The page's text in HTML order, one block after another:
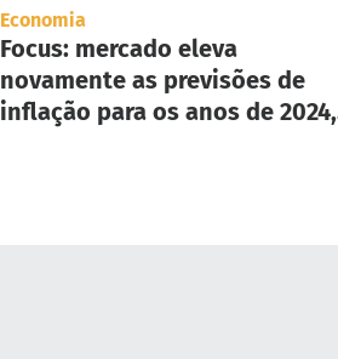
Economia
Focus: mercado eleva
novamente as previsões de
inflação para os anos de 2024,